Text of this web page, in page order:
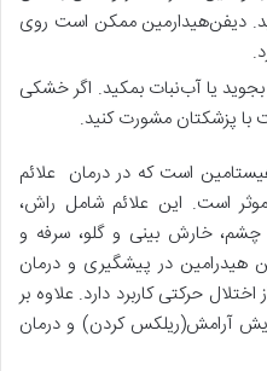
دیفن‌هیدارمین‌ ممکن‌ است‌ روی‌
یا آب‌نبات‌ بمکید. اگر خشکی‌
است که در درمان علائم
است. این علائم شامل راش،
خارش بینی و گلو، سرفه و
در پیشگیری و درمان
حرکتی کاربرد دارد. علاوه بر
آرامش(ریلکس کردن) و درمان